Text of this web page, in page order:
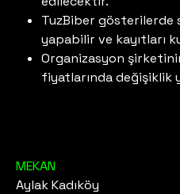
TuzBiber gösterilerde
yapabilir ve kayıtları
Organizasyon
fiyatlarında değişiklik
MEKAN
Aylak Kadıköy